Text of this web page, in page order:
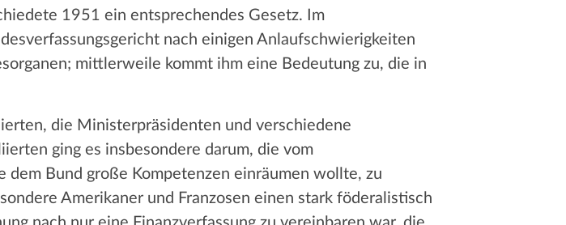
1951 ein entsprechendes Gesetz. Im
nach einigen Anlaufschwierigkeiten
mittlerweile kommt ihm eine Bedeutung zu, die in
die Ministerpräsidenten und verschiedene
ging es insbesondere darum, die vom
dem Bund große Kompetenzen einräumen wollte, zu
Amerikaner und Franzosen einen stark föderalistisch